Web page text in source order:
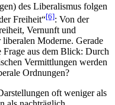
des Liberalismus folgen
Freiheit“[6]: Von der
Vernunft und
Moderne. Gerade
Frage aus dem Blick: Durch
Vermittlungen werden
Ordnungen?
oft weniger als